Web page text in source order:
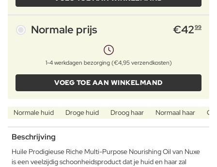
Normale prijs €4299
1-4 werkdagen bezorging (€4,95 verzendkosten)
VOEG TOE AAN WINKELMAND
Normale huid Droge huid Droog haar Normaal haar
Beschrijving
Huile Prodigieuse Riche Multi-Purpose Nourishing Oil van Nuxe
is een veelzijdig schoonheidsproduct dat je huid en haar zal